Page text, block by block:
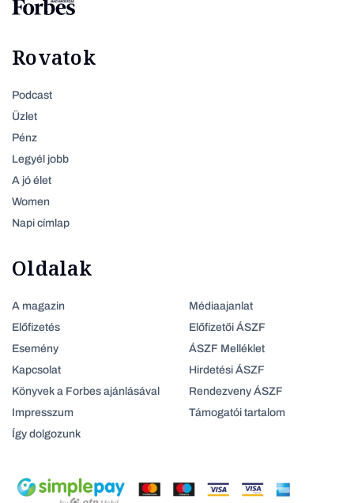
Rovatok
Podcast
Üzlet
Pénz
Legyél jobb
A jó élet
Women
Napi címlap
Oldalak
A magazin
Előfizetés
Esemény
Kapcsolat
Könyvek a Forbes ajánlásával
Impresszum
Így dolgozunk
Médiaajanlat
Előfizetői ÁSZF
ÁSZF Melléklet
Hirdetési ÁSZF
Rendezveny ÁSZF
Támogatói tartalom